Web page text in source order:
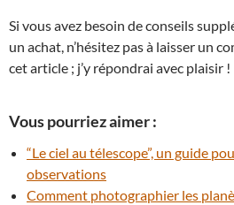
Si vous avez besoin de conseils
un achat, n’hésitez pas à laisser un
cet article ; j’y répondrai avec plaisir !
Vous pourriez aimer :
“Le ciel au télescope”, un guide
observations
Comment photographier les